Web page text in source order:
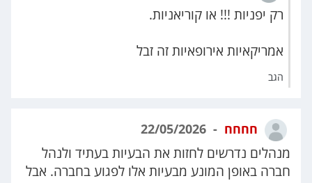
רק יפניות !!! או קוריאניות.
אמריקאיות אירופאיות זה זבל
הגב
חחחח
מנהלים נדרשים לחזות את הבעיות בעתיד ולנהל
חברה באופן המונע מבעיות אלו לפגוע בחברה. אבל